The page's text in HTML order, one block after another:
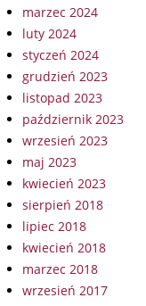
marzec 2024
luty 2024
styczeń 2024
grudzień 2023
listopad 2023
październik 2023
wrzesień 2023
maj 2023
kwiecień 2023
sierpień 2018
lipiec 2018
kwiecień 2018
marzec 2018
wrzesień 2017